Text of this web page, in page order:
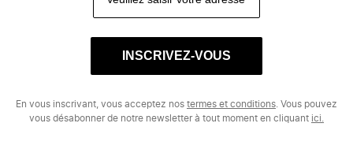
INSCRIVEZ-VOUS
En vous inscrivant, vous acceptez nos termes et conditions . Vous pouvez
vous désabonner de notre newsletter à tout moment en cliquant ici.